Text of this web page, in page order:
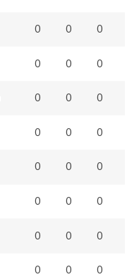
0 0 0
0 0 0
0 0 0
0 0 0
0 0 0
0 0 0
0 0 0
0 0 0